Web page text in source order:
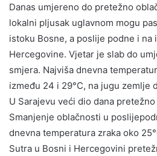
Danas umjereno do pretežno
lokalni pljusak uglavnom mogu
istoku Bosne, a poslije podne i na
Hercegovine. Vjetar je slab do
smjera. Najviša dnevna
između 24 i 29°C, na jugu zemlje
U Sarajevu veći dio dana
Smanjenje oblačnosti u
dnevna temperatura zraka oko
Sutra u Bosni i Hercegovini